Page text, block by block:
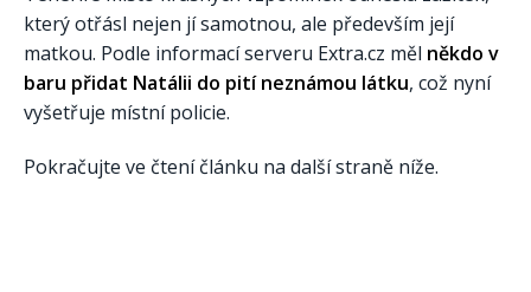
který otřásl nejen jí samotnou, ale především její
matkou. Podle informací serveru Extra.cz měl někdo v
baru přidat Natálii do pití neznámou látku, což nyní
vyšetřuje místní policie.
Pokračujte ve čtení článku na další straně níže.